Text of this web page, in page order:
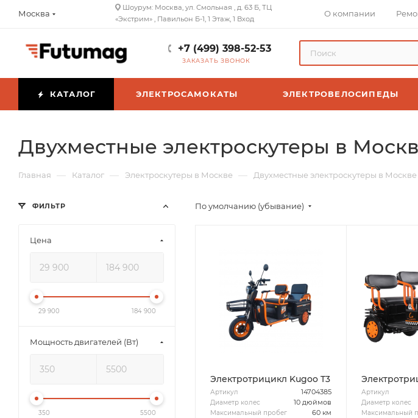
Москва
Шоурум: Москва, ул. Смольная , д. 63 Б, ТЦ
«Экстрим» , Павильон Б-1, 1 Этаж, 1 Вход
О компании
+7 (499) 398-52-53
ЗАКАЗАТЬ ЗВОНОК
КАТАЛОГ ЭЛЕКТРОСАМОКАТЫ ЭЛЕКТРОВЕЛОСИПЕДЫ
Двухместные электроскутеры в
Главная — Каталог — Электроскутеры в Москве — Двухместные электроскутеры в Москве
По умолчанию (убывание)
Электротрицикл Kugoo T3
Артикул 14704385
Диаметр колес 10 дюймов
Максимальный пробег 60 км
Артикул
Диаметр колес
Максимальный
ФИЛЬТР
Цена
29 900 184 900
Мощность двигателей (Вт)
350 5500